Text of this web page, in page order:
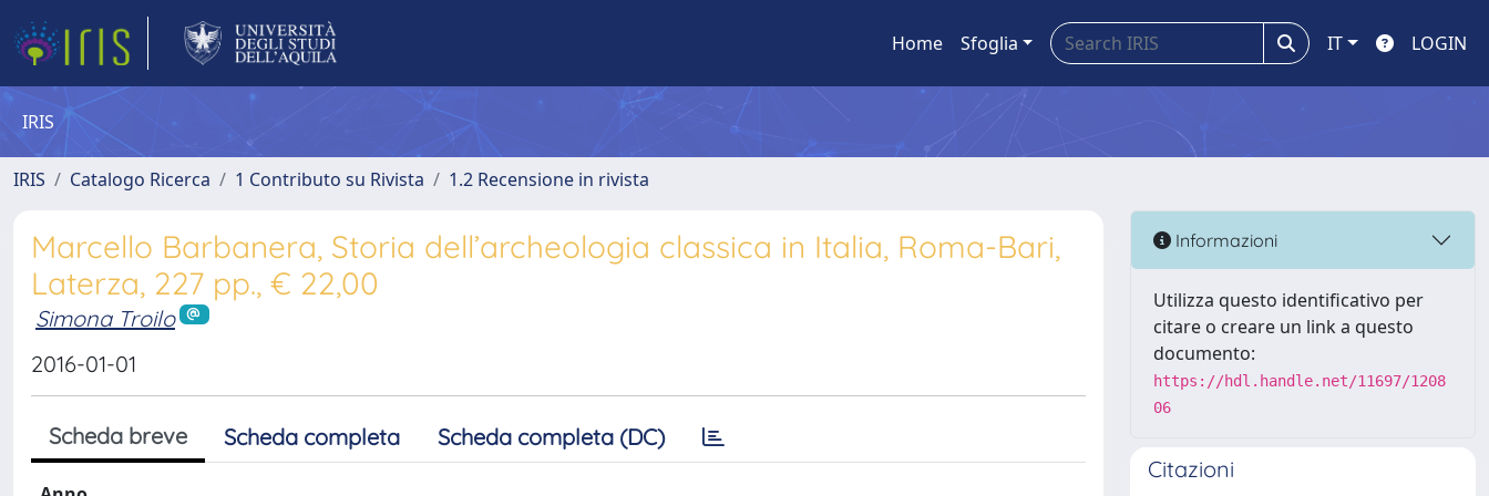
Home Sfoglia IT LOGIN
IRIS
IRIS Catalogo Ricerca 1 Contributo su Rivista 1.2 Recensione in rivista
Marcello Barbanera, Storia dell’archeologia classica in Italia, Roma-Bari,
Laterza, 227 pp., € 22,00
Simona Troilo
2016-01-01
Scheda breve Scheda completa Scheda completa (DC)
Informazioni
Utilizza questo identificativo per
citare o creare un link a questo
documento:
https://hdl.handle.net/11697/1208
06
Citazioni